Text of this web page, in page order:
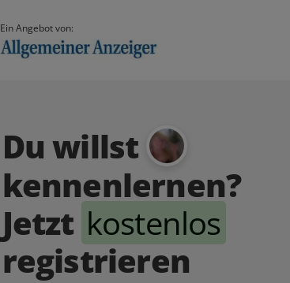
Ein Angebot von:
Du willst
kennenlernen?
Jetzt kostenlos
registrieren